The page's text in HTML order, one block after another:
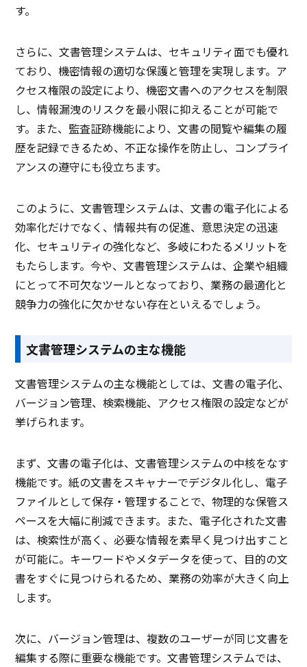
す。
さらに、文書管理システムは、セキュリティ面でも優れ
ており、機密情報の適切な保護と管理を実現します。ア
クセス権限の設定により、機密文書へのアクセスを制限
し、情報漏洩のリスクを最小限に抑えることが可能で
す。また、監査証跡機能により、文書の閲覧や編集の履
歴を記録できるため、不正な操作を防止し、コンプライ
アンスの遵守にも役立ちます。
このように、文書管理システムは、文書の電子化による
効率化だけでなく、情報共有の促進、意思決定の迅速
化、セキュリティの強化など、多岐にわたるメリットを
もたらします。今や、文書管理システムは、企業や組織
にとって不可欠なツールとなっており、業務の最適化と
競争力の強化に欠かせない存在といえるでしょう。
文書管理システムの主な機能
文書管理システムの主な機能としては、文書の電子化、
バージョン管理、検索機能、アクセス権限の設定などが
挙げられます。
まず、文書の電子化は、文書管理システムの中核をなす
機能です。紙の文書をスキャナーでデジタル化し、電子
ファイルとして保存・管理することで、物理的な保管ス
ペースを大幅に削減できます。また、電子化された文書
は、検索性が高く、必要な情報を素早く見つけ出すこと
が可能に。キーワードやメタデータを使って、目的の文
書をすぐに見つけられるため、業務の効率が大きく向上
します。
次に、バージョン管理は、複数のユーザーが同じ文書を
編集する際に重要な機能です。文書管理システムでは、